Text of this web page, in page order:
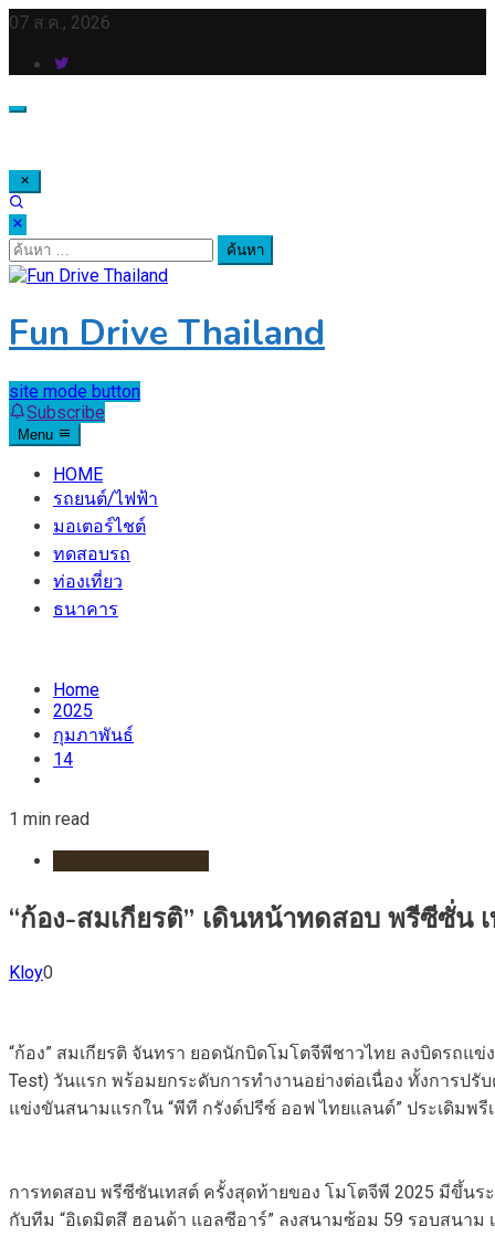
Skip
content
07 ส.ค., 2026
ค้นหา
สำหรับ:
Fun Drive Thailand
site mode button
Subscribe
Menu
HOME
รถยนต์/ไฟฟ้า
มอเตอร์ไชต์
ทดสอบรถ
ท่องเที่ยว
ธนาคาร
Home
2025
กุมภาพันธ์
14
1 min read
“ก้อง-สมเกียรติ” เดินหน้าทดสอบ พรีซีซั่น
Kloy0
“ก้อง” สมเกียรติ จันทรา ยอดนักบิดโมโตจีพีชาวไทย ลงบิดรถแข่
Test) วันแรก พร้อมยกระดับการทำงานอย่างต่อเนื่อง ทั้งการป
แข่งขันสนามแรกใน “พีที กรังด์ปรีซ์ ออฟ ไทยแลนด์” ประเดิมพ
การทดสอบ พรีซีซันเทสต์ ครั้งสุดท้ายของ โมโตจีพี 2025 มีขึ้นระ
กับทีม “อิเดมิตสึ ฮอนด้า แอลซีอาร์” ลงสนามซ้อม 59 รอบสนา